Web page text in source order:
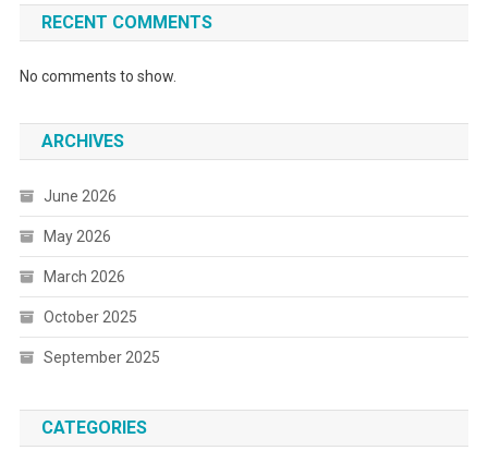
RECENT COMMENTS
No comments to show.
ARCHIVES
June 2026
May 2026
March 2026
October 2025
September 2025
CATEGORIES